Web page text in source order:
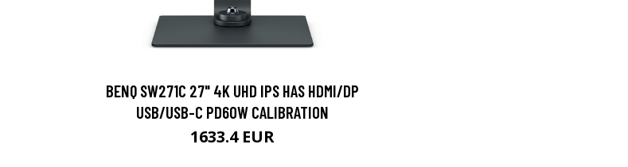
BENQ SW271C 27" 4K UHD IPS HAS HDMI/DP
USB/USB-C PD60W CALIBRATION
1633.4 EUR